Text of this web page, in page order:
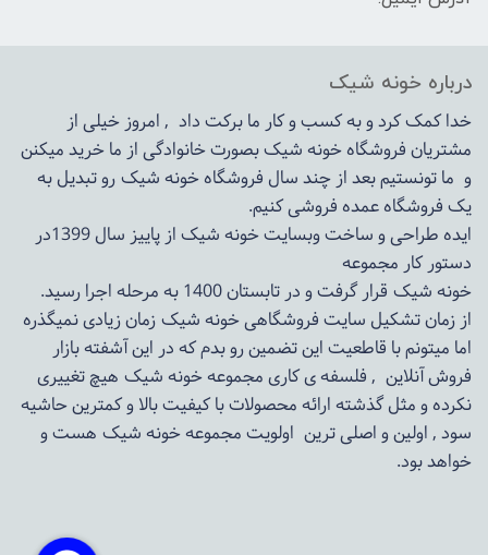
درباره خونه شیک
خدا کمک کرد و به کسب و کار ما برکت داد , امروز خیلی از
مشتریان فروشگاه خونه شیک بصورت خانوادگی از ما خرید میکنن
و ما تونستیم بعد از چند سال فروشگاهخونه شیکرو تبدیل به
یک فروشگاه عمده فروشی کنیم.
ایده طراحی و ساخت وبسایت خونه شیک از پاییز سال 1399در
دستور کار مجموعه
خونه شیک قرار گرفت و در تابستان 1400 به مرحله اجرا رسید.
از زمان تشکیل سایت فروشگاهیخونه شیکزمان زیادی نمیگذره
اما میتونم با قاطعیت این تضمین رو بدم که در این آشفته بازار
فروش آنلاین , فلسفه ی کاری مجموعهخونه شیک هیچ تغییری
نکرده و مثل گذشته ارائه محصولات با کیفیت بالا و کمترین حاشیه
سود , اولین و اصلی ترین اولویت مجموعهخونه شیک هست و
خواهد بود.